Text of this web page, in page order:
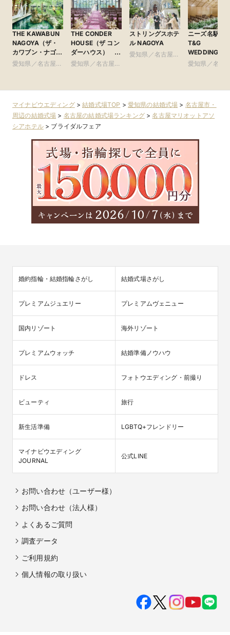
THE KAWABUN
NAGOYA（ザ・
カワブン・ナゴ
ヤ） ●Plan・
愛知県／名古屋
THE CONDER
HOUSE（ザ コン
ダーハウス）
●Plan・Do・See
愛知県／名古屋
ストリングスホテ
ル NAGOYA
愛知県／名古屋
ニーズ名駅 by
T&G
WEDDING(旧
ンフィニート
愛知県／名古
マイナビウエディング>結婚式場TOP > 愛知県の結婚式場 > 名古屋市・
周辺の結婚式場 > 名古屋の結婚式場ランキング>名古屋マリオットアソ
シアホテル> ブライダルフェア
婚約指輪・結婚指輪さがし 結婚式場さがし
プレミアムジュエリー プレミアムヴェニュー
国内リゾート 海外リゾート
プレミアムウォッチ 結婚準備ノウハウ
ドレス フォトウエディング・前撮り
ビューティ 旅行
新生活準備 LGBTQ+フレンドリー
マイナビウエディング
JOURNAL
公式LINE
お問い合わせ（ユーザー様）
お問い合わせ（法人様）
よくあるご質問
調査データ
ご利用規約
個人情報の取り扱い